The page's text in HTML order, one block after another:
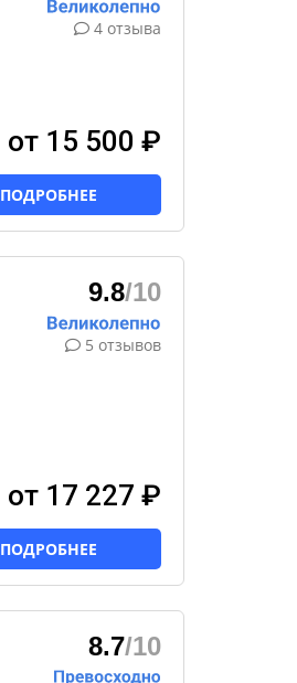
4 отзыва
от 15 500 ₽
ПОДРОБНЕЕ
9.8/10
5 отзывов
от 17 227 ₽
ПОДРОБНЕЕ
8.7/10